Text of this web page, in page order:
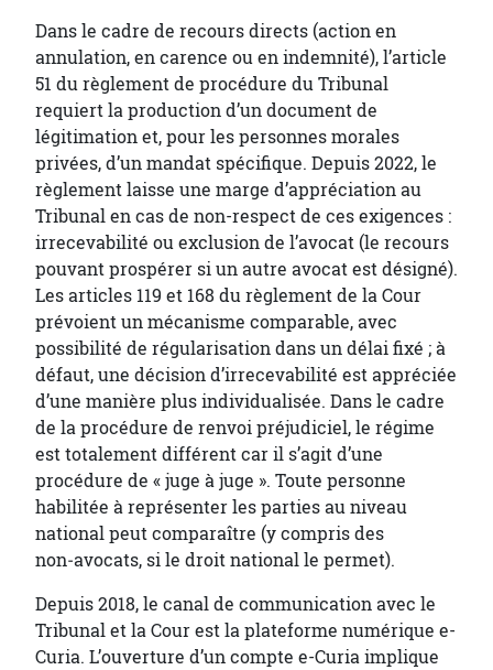
Dans le cadre de recours directs (action en
annulation, en carence ou en indemnité), l’article
51 du règlement de procédure du Tribunal
requiert la production d’un document de
légitimation et, pour les personnes morales
privées, d’un mandat spécifique. Depuis 2022, le
règlement laisse une marge d’appréciation au
Tribunal en cas de non-respect de ces exigences :
irrecevabilité ou exclusion de l’avocat (le recours
pouvant prospérer si un autre avocat est désigné).
Les articles 119 et 168 du règlement de la Cour
prévoient un mécanisme comparable, avec
possibilité de régularisation dans un délai fixé ; à
défaut, une décision d’irrecevabilité est appréciée
d’une manière plus individualisée. Dans le cadre
de la procédure de renvoi préjudiciel, le régime
est totalement différent car il s’agit d’une
procédure de « juge à juge ». Toute personne
habilitée à représenter les parties au niveau
national peut comparaître (y compris des
non‑avocats, si le droit national le permet).
Depuis 2018, le canal de communication avec le
Tribunal et la Cour est la plateforme numérique e-
Curia. L’ouverture d’un compte e-Curia implique